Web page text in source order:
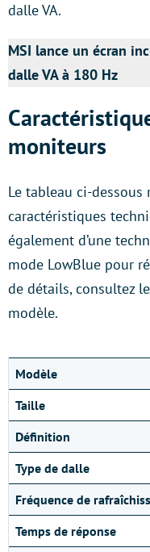
dalle VA.
MSI lance un écran
dalle VA à 180 Hz
moniteurs
Le tableau ci-
caractéristiques
également d’une
mode LowBlue pour
de détails, consultez
modèle.
Modèle
Taille
Définition
Type de dalle
Fréquence de
Temps de réponse